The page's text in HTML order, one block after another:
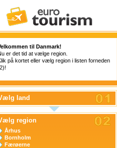
til Danmark!
er det tid at vælge region.
på kortet eller vælg region i listen forneden
land
region
Århus
Bornholm
Færøerne